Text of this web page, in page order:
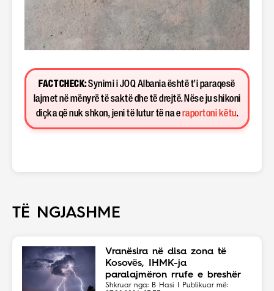
FACT CHECK:Synimi i JOQ Albania është t’i paraqesë
lajmet në mënyrë të saktë dhe të drejtë. Nëse ju shikoni
diçka që nuk shkon, jeni të lutur të na e raportoni këtu.
TË NGJASHME
Vranësira në disa zona të
Kosovës, IHMK-ja
paralajmëron rrufe e breshër
Shkruar nga: B Hasi | Publikuar më: